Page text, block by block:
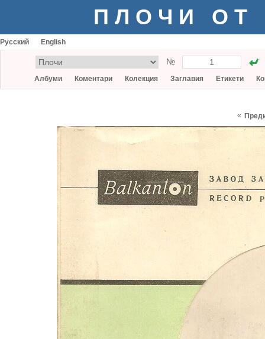
ПЛОЧИ ОТ
Русский English
№
Албуми Коментари Колекция Заглавия Етикети
«